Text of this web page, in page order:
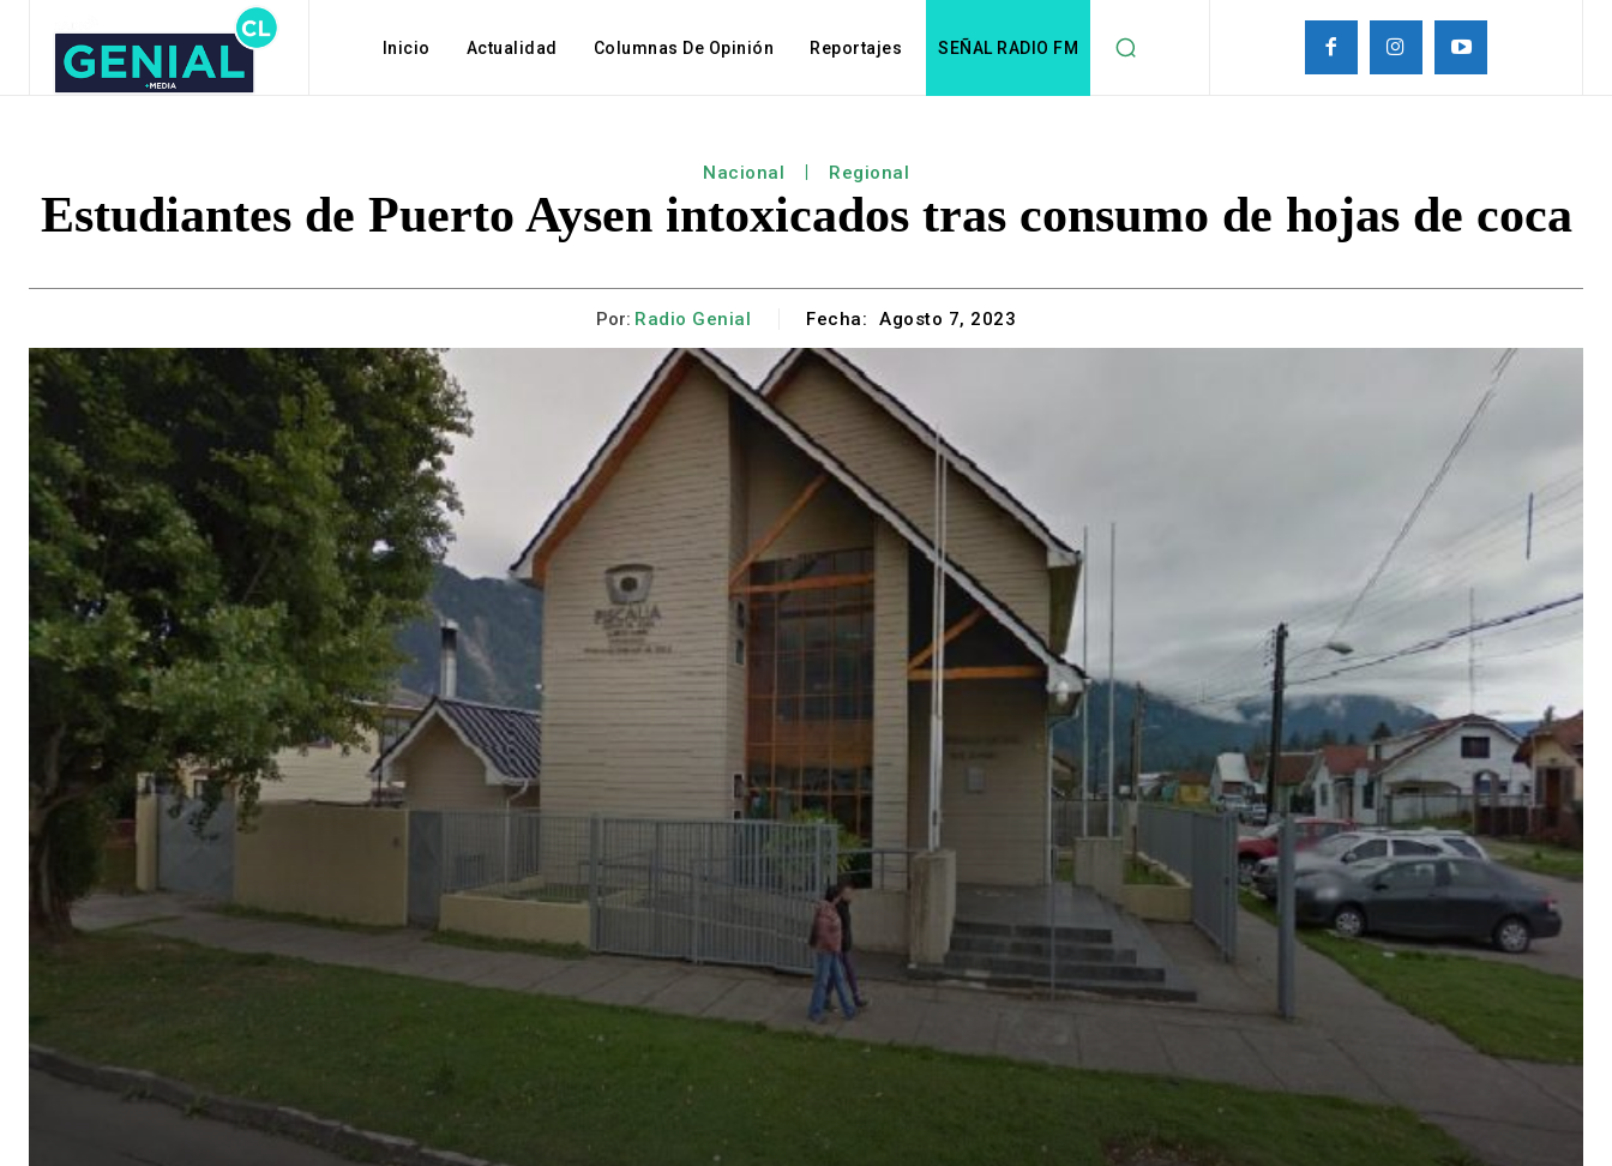
Inicio Actualidad Columnas De Opinión Reportajes SEÑAL RADIO FM
Nacional Regional
Estudiantes de Puerto Aysen intoxicados tras consumo de hojas de coca
Por: Radio Genial Fecha: Agosto 7, 2023